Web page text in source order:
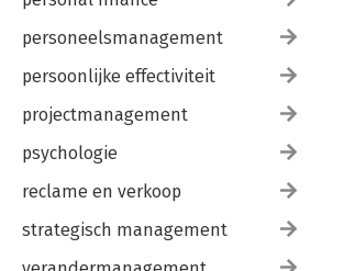
personeelsmanagement
persoonlijke effectiviteit
projectmanagement
psychologie
reclame en verkoop
strategisch management